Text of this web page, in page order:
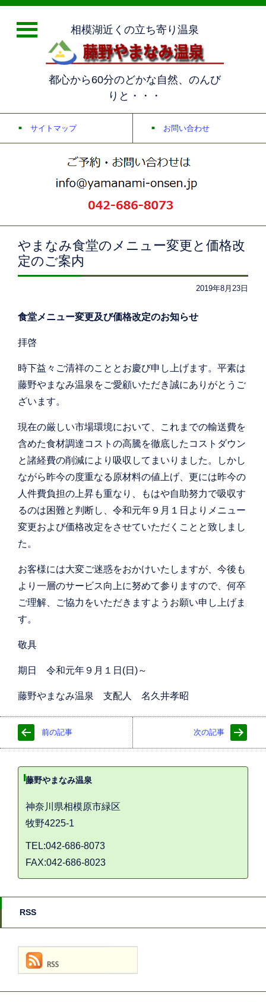
相模湖近くの立ち寄り温泉
都心から60分のどかな自然、のんび
りと・・・
サイトマップ お問い合わせ
やまなみ食堂のメニュー変更と価格改
定のご案内
2019年8月23日
食堂メニュー変更及び価格改定のお知らせ
拝啓
時下益々ご清祥のこととお慶び申し上げます。平素は
藤野やまなみ温泉をご愛顧いただき誠にありがとうご
ざいます。
現在の厳しい市場環境において、これまでの輸送費を
含めた食材調達コストの高騰を徹底したコストダウン
と諸経費の削減により吸収してまいりました。しかし
ながら昨今の度重なる原材料の値上げ、更には昨今の
人件費負担の上昇も重なり、もはや自助努力で吸収す
るのは困難と判断し、令和元年９月１日よりメニュー
変更および価格改定をさせていただくことと致しまし
た。
お客様には大変ご迷惑をおかけいたしますが、今後も
より一層のサービス向上に努めて参りますので、何卒
ご理解、ご協力をいただきますようお願い申し上げま
す。
敬具
期日 令和元年９月１日(日)～
藤野やまなみ温泉 支配人 名久井孝昭
前の記事 次の記事
藤野やまなみ温泉
神奈川県相模原市緑区
牧野4225-1
TEL:042-686-8073
FAX:042-686-8023
RSS